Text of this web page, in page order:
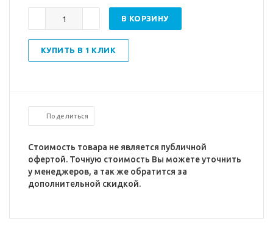
В КОРЗИНУ
КУПИТЬ В 1 КЛИК
Поделиться
Стоимость товара не является публичной
офертой. Точную стоимость Вы можете уточнить
у менеджеров, а так же обратится за
дополнительной скидкой.